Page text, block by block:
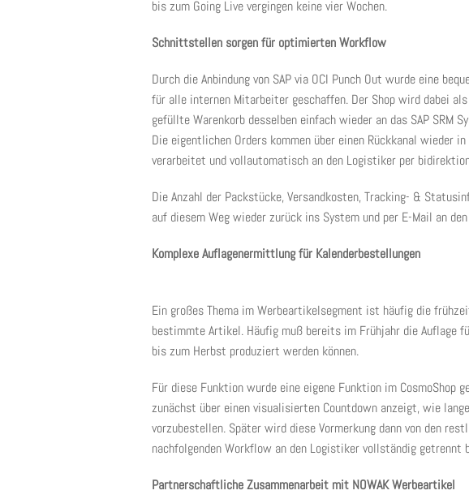
bis zum Going Live vergingen keine vier Wochen.
Schnittstellen sorgen für optimierten Workflow
Durch die Anbindung von SAP via OCI Punch Out wurde eine
für alle internen Mitarbeiter geschaffen. Der Shop wird dabei
gefüllte Warenkorb desselben einfach wieder an das SAP SRM
Die eigentlichen Orders kommen über einen Rückkanal wieder
verarbeitet und vollautomatisch an den Logistiker per
Die Anzahl der Packstücke, Versandkosten, Tracking- &
auf diesem Weg wieder zurück ins System und per E-Mail an
Komplexe Auflagenermittlung für Kalenderbestellungen
Ein großes Thema im Werbeartikelsegment ist häufig die
bestimmte Artikel. Häufig muß bereits im Frühjahr die Auflage
bis zum Herbst produziert werden können.
Für diese Funktion wurde eine eigene Funktion im CosmoShop
zunächst über einen visualisierten Countdown anzeigt, wie
vorzubestellen. Später wird diese Vormerkung dann von den
nachfolgenden Workflow an den Logistiker vollständig getrennt
Partnerschaftliche Zusammenarbeit mit NOWAK Werbeartikel